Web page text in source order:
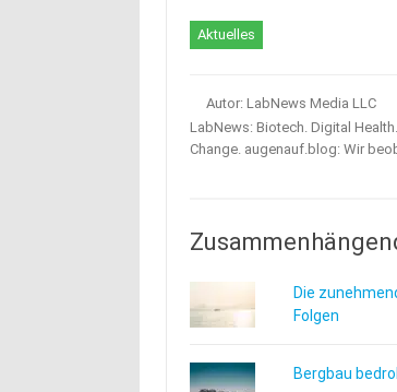
Aktuelles
Autor: LabNews Media LLC
LabNews: Biotech. Digital
Change. augenauf.blog: Wir
Die
Folgen
Bergbau